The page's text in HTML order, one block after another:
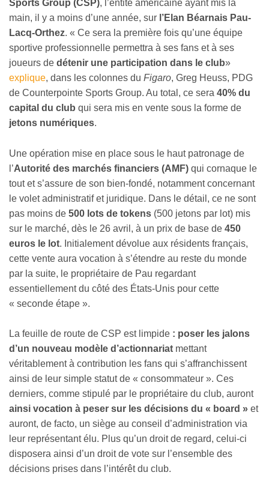
Sports Group (CSP), l’entité américaine ayant mis la
main, il y a moins d’une année, sur l’Elan Béarnais Pau-
Lacq-Orthez. « Ce sera la première fois qu’une équipe
sportive professionnelle permettra à ses fans et à ses
joueurs de détenir une participation dans le club»
explique, dans les colonnes du Figaro, Greg Heuss, PDG
de Counterpointe Sports Group. Au total, ce sera 40% du
capital du club qui sera mis en vente sous la forme de
jetons numériques.
Une opération mise en place sous le haut patronage de
l’Autorité des marchés financiers (AMF) qui cornaque le
tout et s’assure de son bien-fondé, notamment concernant
le volet administratif et juridique. Dans le détail, ce ne sont
pas moins de 500 lots de tokens (500 jetons par lot) mis
sur le marché, dès le 26 avril, à un prix de base de 450
euros le lot. Initialement dévolue aux résidents français,
cette vente aura vocation à s’étendre au reste du monde
par la suite, le propriétaire de Pau regardant
essentiellement du côté des États-Unis pour cette
« seconde étape ».
La feuille de route de CSP est limpide : poser les jalons
d’un nouveau modèle d’actionnariat mettant
véritablement à contribution les fans qui s’affranchissent
ainsi de leur simple statut de « consommateur ». Ces
derniers, comme stipulé par le propriétaire du club, auront
ainsi vocation à peser sur les décisions du « board » et
auront, de facto, un siège au conseil d’administration via
leur représentant élu. Plus qu’un droit de regard, celui-ci
disposera ainsi d’un droit de vote sur l’ensemble des
décisions prises dans l’intérêt du club.